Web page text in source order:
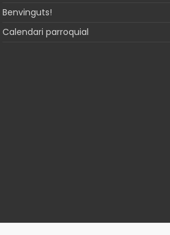
Benvinguts!
Calendari parroquial